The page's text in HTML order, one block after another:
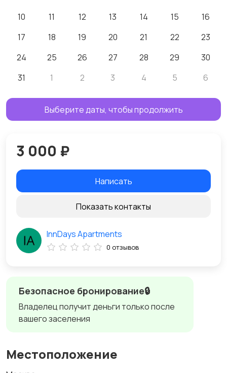
Безопасное бронирование🔒
Владелец получит деньги только после
вашего заселения
Местоположение
10
11 12 13 14 15
16
17
18 19 20 21 22
23
24
25 26 27 28 29
30
31
1 2 3 4 5 6
Выберите даты, чтобы продолжить
3 000 ₽
Написать
Показать контакты
InnDays Apartments
0 отзывов